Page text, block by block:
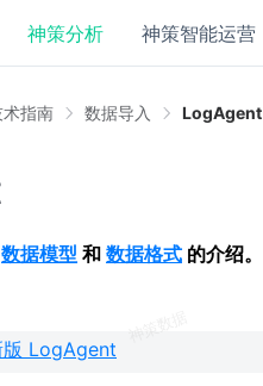
神策分析 神策智能运营
术指南 数据导入 LogAgent
数据模型 和 数据格式 的介绍。
版 LogAgent